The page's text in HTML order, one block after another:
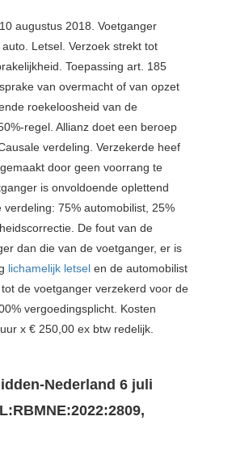
10 augustus 2018. Voetganger
Letsel. Verzoek strekt tot
Toepassing art. 185
van overmacht of van opzet
roekeloosheid van de
regel. Allianz doet een beroep
verdeling. Verzekerde heef
door geen voorrang te
is onvoldoende oplettend
verdeling: 75% automobilist, 25%
De fout van de
dan die van de voetganger, er is
lichamelijk letsel en de automobilist
de voetganger verzekerd voor de
vergoedingsplicht. Kosten
x € 250,00 ex btw redelijk.
Nederland 6 juli